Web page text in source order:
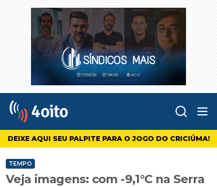
4oito
DEIXE AQUI SEU PALPITE PARA O JOGO DO CRICIÚMA!
TEMPO
Veja imagens: com -9,1°C na Serra